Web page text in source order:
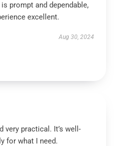
prompt and dependable,
excellent.
Aug 30, 2024
practical. It’s well-
for what I need.